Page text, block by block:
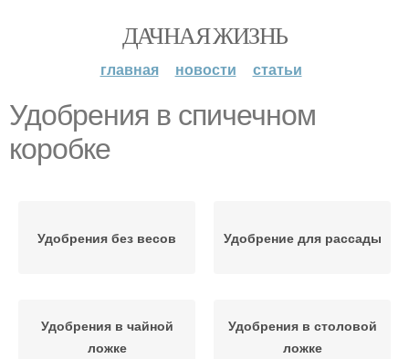
ДАЧНАЯ ЖИЗНЬ
главная новости статьи
Удобрения в спичечном
коробке
Удобрения без весов Удобрение для рассады
Удобрения в чайной
ложке
Удобрения в столовой
ложке